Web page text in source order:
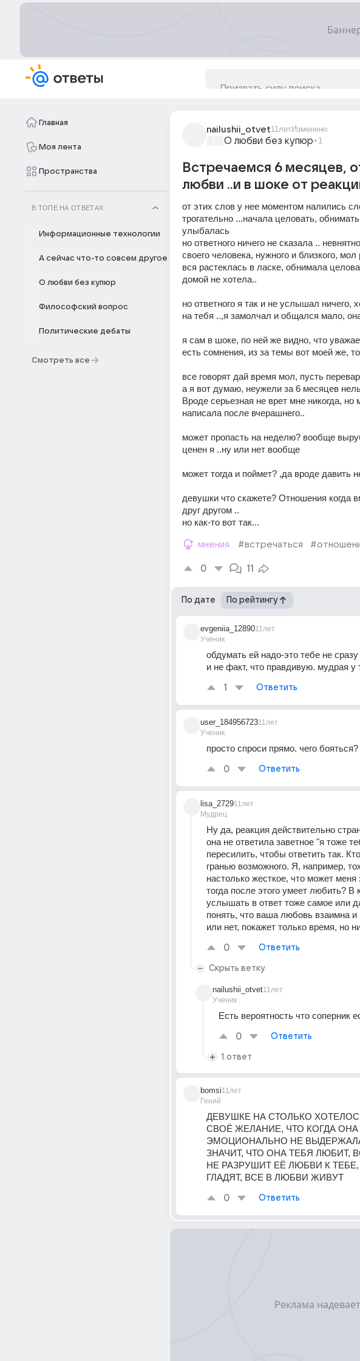
Главная
Моя лента
Пространства
В ТОПЕ НА ОТВЕТАХ
Информационные технологии
А сейчас что-то совсем другое
О любви без купюр
Философский вопрос
Политические дебаты
Смотреть все
nailushii_otvet11летИзменено
О любви без купюр+1
Встречаемся 6 месяцев,
любви ..и в шоке от
от этих слов у нее моментом налились
трогательно ...начала целовать,
улыбалась
но ответного ничего не сказала ..
своего человека, нужного и близкого,
вся растеклась в ласке, обнимала
домой не хотела..
но ответного я так и не услышал ничего,
на тебя ..,я замолчал и общался мало,
я сам в шоке, по ней же видно, что
есть сомнения, из за темы вот моей же,
все говорят дай время мол, пусть
а я вот думаю, неужели за 6 месяцев
Вроде серьезная не врет мне никогда,
написала после вчерашнего..
может пропасть на неделю? вообще
ценен я ..ну или нет вообще
может тогда и поймет? ,да вроде давить
девушки что скажете? Отношения когда
друг другом ..
но как-то вот так...
мнения #встречаться
0 11
По дате По рейтингу
evgeniia_12890
Ученик
11лет
обдумать ей надо-это тебе не
и не факт, что правдивую. мудрая у
1 Ответить
user_184956723
Ученик
11лет
просто спроси прямо. чего бояться?
0 Ответить
lisa_2729
Мудрец
11лет
Ну да, реакция действительно
она не ответила заветное "я тоже
пересилить, чтобы ответить так.
гранью возможного. Я, например,
настолько жесткое, что может
тогда после этого умеет любить?
услышать в ответ тоже самое или
понять, что ваша любовь взаимна
или нет, покажет только время, но
0 Ответить
Скрыть ветку
nailushii_otvet
Ученик
11лет
Есть вероятность что соперник
0 Ответить
1 ответ
bomsi
Гений
11лет
ДЕВУШКЕ НА СТОЛЬКО
СВОЁ ЖЕЛАНИЕ, ЧТО КОГДА
ЭМОЦИОНАЛЬНО НЕ
ЗНАЧИТ, ЧТО ОНА ТЕБЯ ЛЮБИТ,
НЕ РАЗРУШИТ ЕЁ ЛЮБВИ К
ГЛАДЯТ, ВСЕ В ЛЮБВИ ЖИВУТ
0 Ответить